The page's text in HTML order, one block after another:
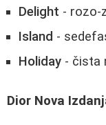
Delight - rozo-
Island -
Holiday - čista
Dior Nova